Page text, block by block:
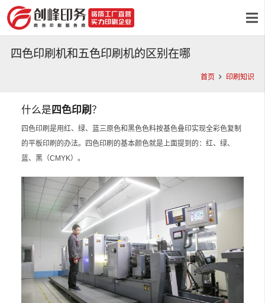
四色印刷机和五色印刷机的区别在哪
首页 印刷知识
什么是 四色印刷 ？
四色印刷是用红、绿、蓝三原色和黑色色料按基色叠印实现全彩色复制
的平板印刷的办法。四色印刷的基本颜色就是上面提到的：红、绿、
蓝、黑（CMYK）。